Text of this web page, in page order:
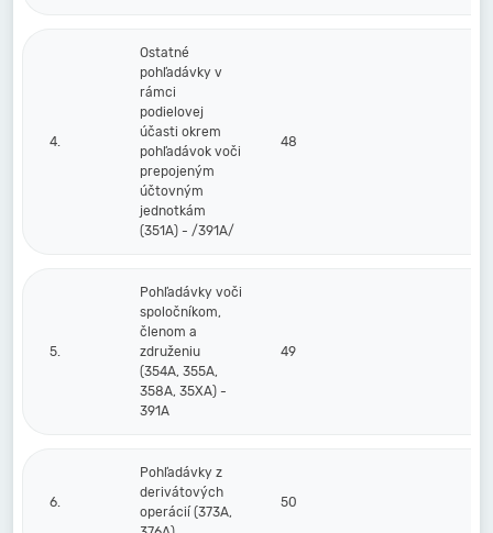
4.
Ostatné
pohľadávky v
rámci
podielovej
účasti okrem
pohľadávok voči
prepojeným
účtovným
jednotkám
(351A) - /391A/
48
5.
Pohľadávky voči
spoločníkom,
členom a
združeniu
(354A, 355A,
358A, 35XA) -
391A
49
6.
Pohľadávky z
derivátových
operácií (373A,
50